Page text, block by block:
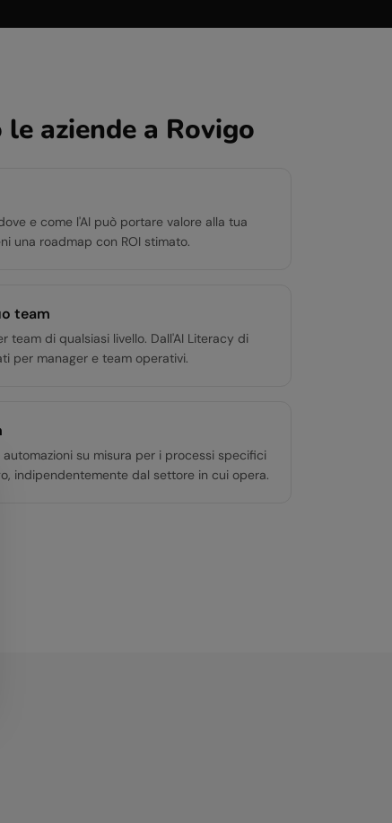
aziende a Rovigo
e come l'AI può portare valore alla tua
una roadmap con ROI stimato.
team
team di qualsiasi livello. Dall'AI Literacy di
per manager e team operativi.
automazioni su misura per i processi specifici
indipendentemente dal settore in cui opera.